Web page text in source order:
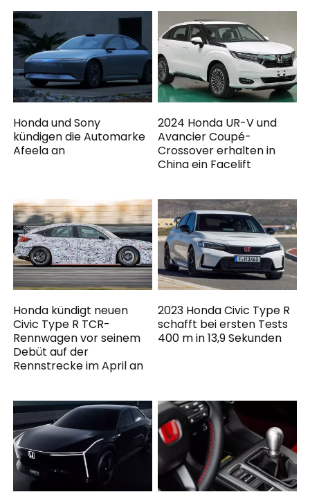
Honda und Sony
kündigen die Automarke
Afeela an
2024 Honda UR-V und
Avancier Coupé-
Crossover erhalten in
China ein Facelift
Honda kündigt neuen
Civic Type R TCR-
Rennwagen vor seinem
Debüt auf der
Rennstrecke im April an
2023 Honda Civic Type R
schafft bei ersten Tests
400 m in 13,9 Sekunden